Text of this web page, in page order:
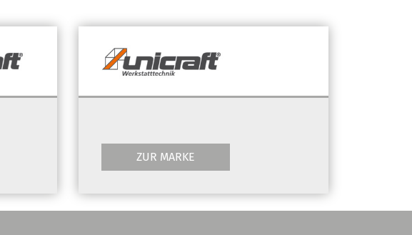
ZUR MARKE